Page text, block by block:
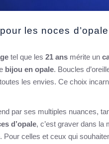
les noces
tel que les 21 ans mérite un
bijou en opale. Boucles
les envies. Ce choix
par ses multiples nuances,
d’opale, c’est graver dans la
. Pour celles et ceux qui